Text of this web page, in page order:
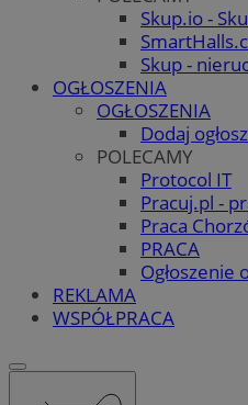
Skup.io -
Skup -
OGŁOSZENIA
OGŁOSZENIA
Dodaj
POLECAMY
Protocol IT
Pracuj.pl -
Praca
PRACA
Ogłoszenie
REKLAMA
WSPÓŁPRACA